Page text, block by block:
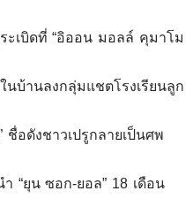
ะเบิดที่ “อิออน มอลล์ คุมาโม
นบ้านลงกลุ่มแชตโรงเรียนลูก
อดังชาวเปรูกลายเป็นศพ
“ยุน ซอก-ยอล” 18 เดือน